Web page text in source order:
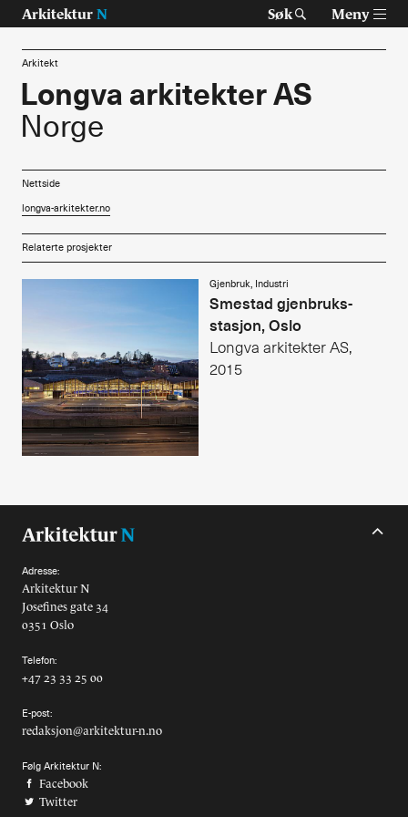
Arkitektur N Søk Meny
Temaer
Prosjekter
Artikler
Om Arkitektur N
Siste utgave
Tidligere utgaver
Alle utgaver
Forfattere
Arkitekt
Longva arkitekter AS
Norge
Nettside
longva-arkitekter.no
Relaterte prosjekter
Gjenbruk, Industri
Smestad gjenbruks­
stasjon, Oslo
Longva arkitekter AS,
2015
Adresse:
Arkitektur N
Josefines gate 34
0351 Oslo
Telefon:
+47 23 33 25 00
E-post:
redaksjon@arkitektur-n.no
Følg Arkitektur N:
Facebook
Twitter